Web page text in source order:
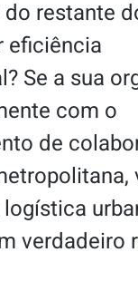
restante
eficiência
Se a sua
com o
de
verdadeiro